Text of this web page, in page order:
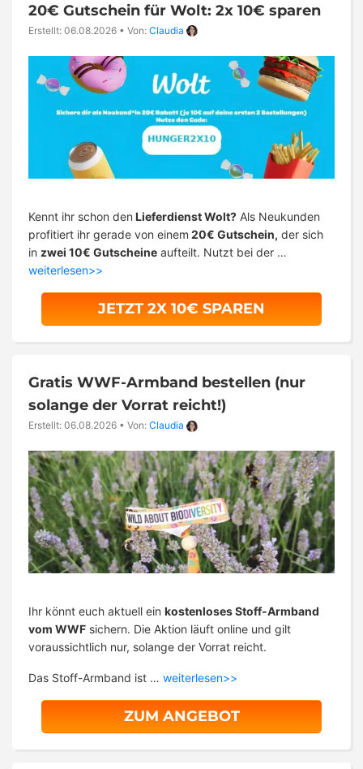
20€ Gutschein für Wolt: 2x 10€ sparen
Erstellt: 06.08.2026 • Von: Claudia
Kennt ihr schon den Lieferdienst Wolt? Als Neukunden
profitiert ihr gerade von einem 20€ Gutschein, der sich
in zwei 10€ Gutscheine aufteilt. Nutzt bei der …
weiterlesen>>
JETZT 2X 10€ SPAREN
Gratis WWF-Armband bestellen (nur
solange der Vorrat reicht!)
Erstellt: 06.08.2026 • Von: Claudia
Ihr könnt euch aktuell ein kostenloses Stoff-Armband
vom WWF sichern. Die Aktion läuft online und gilt
voraussichtlich nur, solange der Vorrat reicht.
Das Stoff-Armband ist … weiterlesen>>
ZUM ANGEBOT